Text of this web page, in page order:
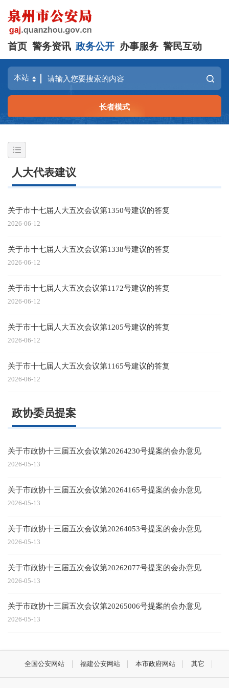
首页 警务资讯 政务公开 办事服务 警民互动
长者模式
人大代表建议
关于市十七届人大五次会议第1350号建议的答复
2026-06-12
关于市十七届人大五次会议第1338号建议的答复
2026-06-12
关于市十七届人大五次会议第1172号建议的答复
2026-06-12
关于市十七届人大五次会议第1205号建议的答复
2026-06-12
关于市十七届人大五次会议第1165号建议的答复
2026-06-12
政协委员提案
关于市政协十三届五次会议第20264230号提案的会办意见
2026-05-13
关于市政协十三届五次会议第20264165号提案的会办意见
2026-05-13
关于市政协十三届五次会议第20264053号提案的会办意见
2026-05-13
关于市政协十三届五次会议第20262077号提案的会办意见
2026-05-13
关于市政协十三届五次会议第20265006号提案的会办意见
2026-05-13
全国公安网站 福建公安网站 本市政府网站 其它